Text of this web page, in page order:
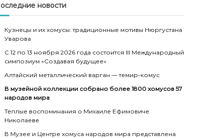
новости
Кузнецы и их хомусы: традиционные мотивы Нюргустана
Уварова
С 12 по 13 ноября 2026 года состоится III Международный
симпозиум «Создавая будущее»
Алтайский металлический варган — темир-комус
В музейной коллекции собрано более 1800 хомусов 57
народов мира
Теплые воспоминания о Михаиле Ефимовиче
Николаеве
В Музее и Центре хомуса народов мира представлена